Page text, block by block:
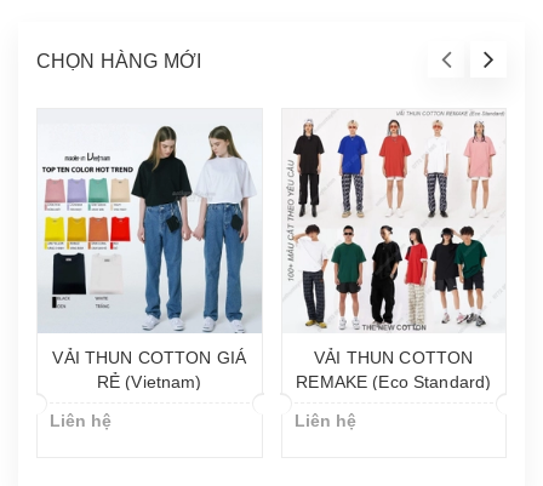
CHỌN HÀNG MỚI
VẢI THUN COTTON GIÁ
RẺ (Vietnam)
Liên hệ
VẢI THUN COTTON
REMAKE (Eco Standard)
Liên hệ